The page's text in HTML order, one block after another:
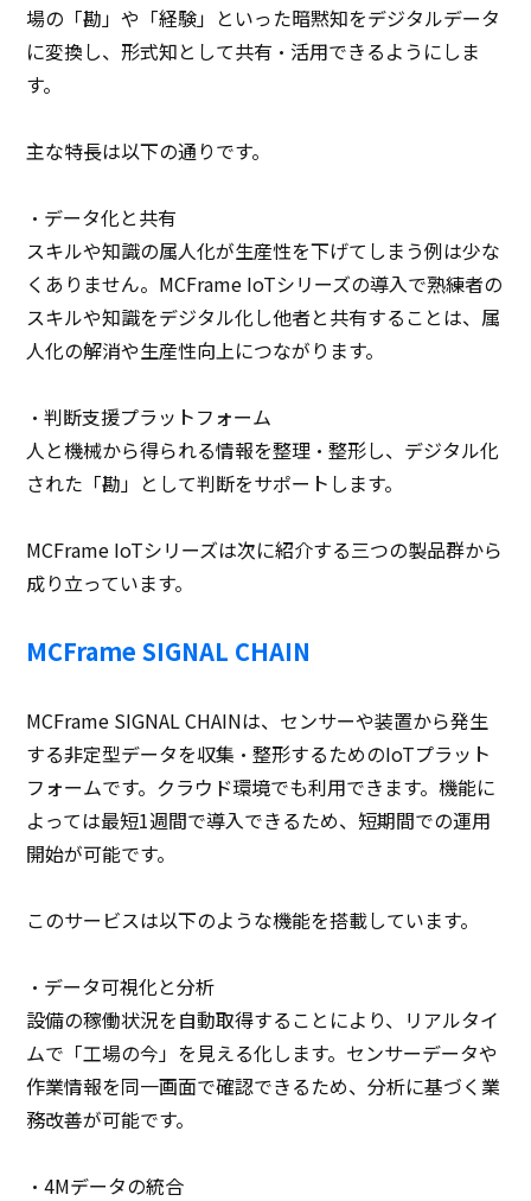
場の「勘」や「経験」といった暗黙知をデジタルデータ
に変換し、形式知として共有・活用できるようにしま
す。
主な特長は以下の通りです。
・データ化と共有
スキルや知識の属人化が生産性を下げてしまう例は少な
くありません。MCFrame IoTシリーズの導入で熟練者の
スキルや知識をデジタル化し他者と共有することは、属
人化の解消や生産性向上につながります。
・判断支援プラットフォーム
人と機械から得られる情報を整理・整形し、デジタル化
された「勘」として判断をサポートします。
MCFrame IoTシリーズは次に紹介する三つの製品群から
成り立っています。
MCFrame SIGNAL CHAIN
MCFrame SIGNAL CHAINは、センサーや装置から発生
する非定型データを収集・整形するためのIoTプラット
フォームです。クラウド環境でも利用できます。機能に
よっては最短1週間で導入できるため、短期間での運用
開始が可能です。
このサービスは以下のような機能を搭載しています。
・データ可視化と分析
設備の稼働状況を自動取得することにより、リアルタイ
ムで「工場の今」を見える化します。センサーデータや
作業情報を同一画面で確認できるため、分析に基づく業
務改善が可能です。
・4Mデータの統合